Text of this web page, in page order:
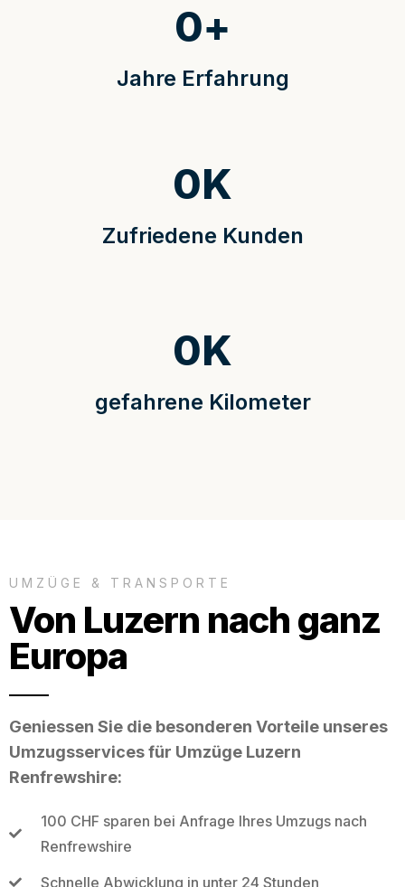
Jahre Erfahrung
0+
Zufriedene Kunden
0K
gefahrene Kilometer
0K
UMZÜGE & TRANSPORTE
Von Luzern nach ganz
Europa
Geniessen Sie die besonderen Vorteile unseres
Umzugsservices für Umzüge Luzern
Renfrewshire:
100 CHF sparen bei Anfrage Ihres Umzugs nach
Renfrewshire
Schnelle Abwicklung in unter 24 Stunden